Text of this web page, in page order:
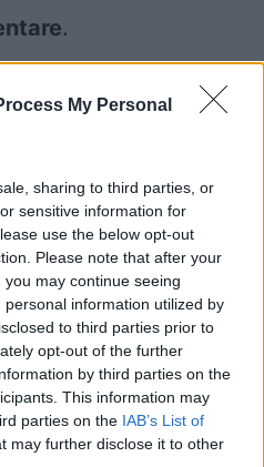
My Personal
sharing to third parties, or
sensitive information for
use the below opt-out
Please note that after your
may continue seeing
information utilized by
to third parties prior to
opt-out of the further
by third parties on the
This information may
parties on the IAB’s List of
may further disclose it to other
.
(1)
Posizione (1)
28/11/2018 18:29
in piano, in certe
possibile non avere in
Strana la doccia
cassette che con